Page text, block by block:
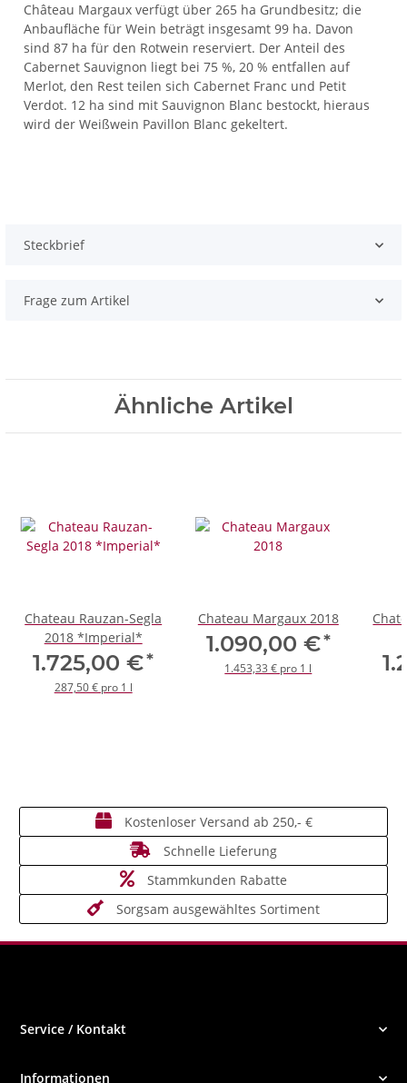
Château Margaux verfügt über 265 ha Grundbesitz; die
Anbaufläche für Wein beträgt insgesamt 99 ha. Davon
sind 87 ha für den Rotwein reserviert. Der Anteil des
Cabernet Sauvignon liegt bei 75 %, 20 % entfallen auf
Merlot, den Rest teilen sich Cabernet Franc und Petit
Verdot. 12 ha sind mit Sauvignon Blanc bestockt, hieraus
wird der Weißwein Pavillon Blanc gekeltert.
Steckbrief
Frage zum Artikel
Ähnliche Artikel
Chateau Rauzan-Segla
2018 *Imperial*
1.725,00 €*
287,50 € pro 1 l
Chateau Margaux 2018
1.090,00 €*
1.453,33 € pro 1 l
Kostenloser Versand ab 250,- €
Schnelle Lieferung
Stammkunden Rabatte
Sorgsam ausgewähltes Sortiment
Service / Kontakt
Informationen